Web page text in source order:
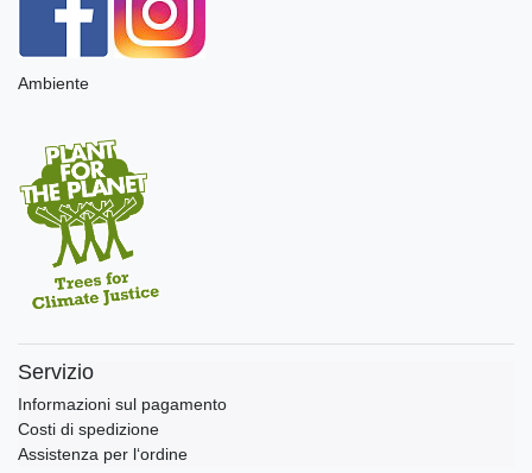
Ambiente
Servizio
Informazioni sul pagamento
Costi di spedizione
Assistenza per l‘ordine